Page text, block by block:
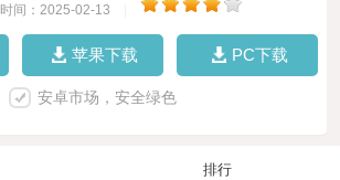
时间：2025-02-13
苹果下载 PC下载
安卓市场，安全绿色
排行